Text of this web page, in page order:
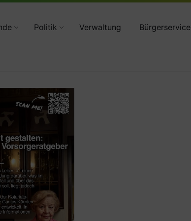
Politik Verwaltung Bürgerservice